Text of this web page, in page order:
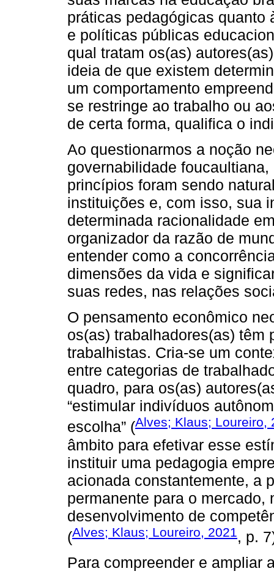
práticas pedagógicas quanto
e políticas públicas
qual tratam os(as)
ideia de que existem
um comportamento
se restringe ao trabalho ou
de certa forma, qualifica o
Ao questionarmos a noção
governabilidade
princípios foram sendo
instituições e, com isso, sua
determinada racionalidade
organizador da razão de
entender como a
dimensões da vida e
suas redes, nas relações
O pensamento econômico
os(as) trabalhadores(as)
trabalhistas. Cria-se um
entre categorias de
quadro, para os(as)
“estimular indivíduos
escolha” (Alves; Klaus; Loureiro,
âmbito para efetivar esse
instituir uma pedagogia
acionada constantemente, a
permanente para o
desenvolvimento de
(Alves; Klaus; Loureiro, 2021, p.
Para compreender e ampliar